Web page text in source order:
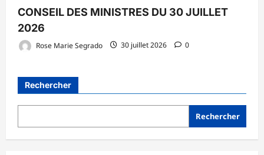
CONSEIL DES MINISTRES DU 30 JUILLET
2026
Rose Marie Segrado 30 juillet 2026 0
Rechercher
Rechercher